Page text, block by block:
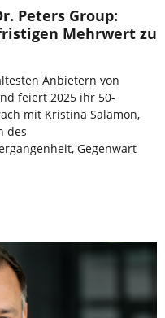
Peters Group:
Mehrwert zu
Anbietern von
feiert 2025 ihr 50-
mit Kristina Salamon,
des
Gegenwart